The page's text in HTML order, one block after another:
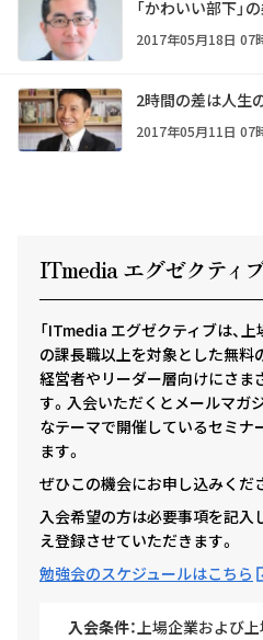
「かわいい部下」
2017年05月18日 07
2時間の差は人生
2017年05月11日 07
ITmedia エグゼクティ
「ITmedia エグゼクティブは、
の課長職以上を対象とした無料
経営者やリーダー層向けにさま
す。入会いただくとメールマガ
なテーマで開催しているセミナ
ます。
ぜひこの機会にお申し込みくだ
入会希望の方は必要事項を記入
え登録させていただきます。
勉強会のスケジュールはこちら
入会条件：上場企業および